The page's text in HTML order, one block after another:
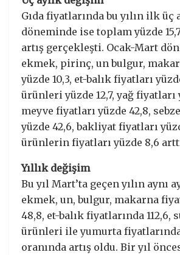
Gıda fiyatlarında bu yılın ilk üç
döneminde ise toplam yüzde
artış gerçekleşti. Ocak-Mart
ekmek, pirinç, un bulgur,
yüzde 10,3, et-balık fiyatları
ürünleri yüzde 12,7, yağ fiyatları
meyve fiyatları yüzde 42,8,
yüzde 42,6, bakliyat fiyatları
ürünlerin fiyatları yüzde 8,6
Yıllık değişim
Bu yıl Mart’ta geçen yılın aynı
ekmek, un, bulgur, makarna
48,8, et-balık fiyatlarında 112,6,
ürünleri ile yumurta fiyatlarında
oranında artış oldu. Bir yıl